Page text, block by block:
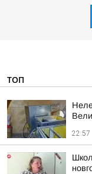
ТОП
22:57